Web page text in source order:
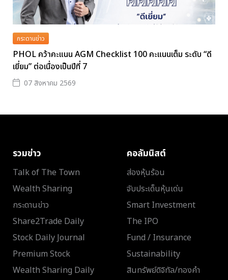
กระดานข่าว
PHOL คว้าคะแนน AGM Checklist 100 คะแนนเต็ม ระดับ “ดี
เยี่ยม” ต่อเนื่องเป็นปีที่ 7
07 สิงหาคม 2569
รวมข่าว
Talk of The Town
Wealth Sharing
กระดานข่าว
Share2Trade Daily
Stock Daily Journal
Premium Stock
Wealth Sharing Daily
คอลัมนิสต์
ส่องหุ้นร้อน
จับประเด็นหุ้นเด่น
Smart Investment
The IPO
Fund / Insurance
Sustainability
สินทรัพย์ดิจิทัล/ทองคำ